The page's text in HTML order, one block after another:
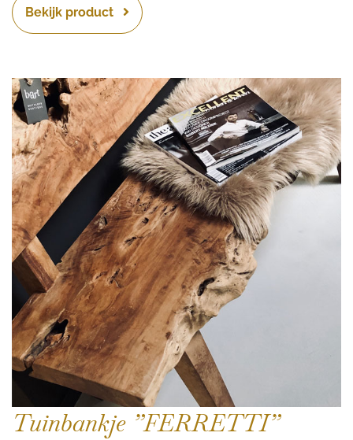
Bekijk product
Tuinbankje ”FERRETTI”